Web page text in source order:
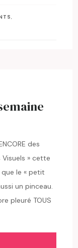
,
des
» cette
que le « petit
un pinceau.
pleuré TOUS